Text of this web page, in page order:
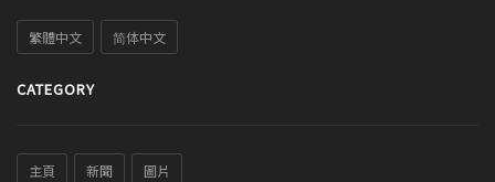
繁體中文 简体中文
CATEGORY
主頁 新聞 圖片